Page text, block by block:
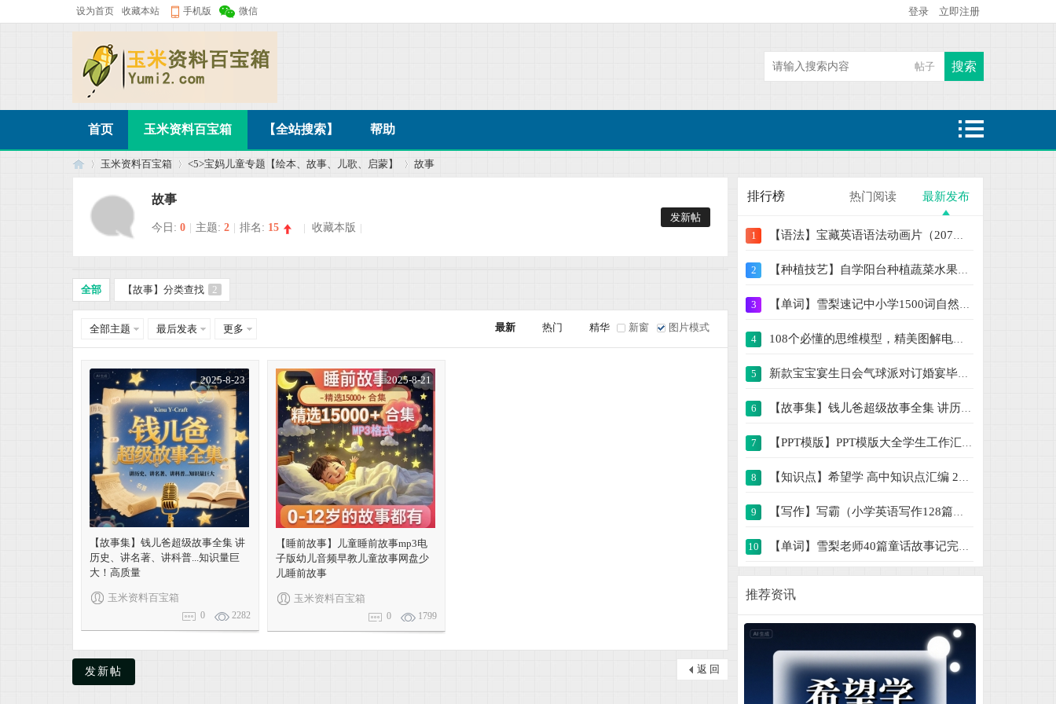
设为首页 收藏本站 手机版 微信 登录 立即注册
帖子 搜索
首页 玉米资料百宝箱 【全站搜索】 帮助
玉米资料百宝箱
›
<5>宝妈儿童专题【绘本、故事、儿歌、启蒙】 故事
故事
今日: 0 主题: 2 排名: 15 | 收藏本版 |
发新帖
全部 【故事】分类查找 2
全部主题 最后发表 更多 最新 热门 精华 新窗 图片模式
2025-8-23
【故事集】钱儿爸超级故事全集 讲
历史、讲名著、讲科普...知识量巨
大！高质量
玉米资料百宝箱
0 2282
2025-8-21
【睡前故事】儿童睡前故事mp3电
子版幼儿音频早教儿童故事网盘少
儿睡前故事
玉米资料百宝箱
0 1799
返 回
发新帖
排行榜 最新发布
热门阅读
1 【语法】宝藏英语语法动画片（207集） 学语
2 【种植技艺】自学阳台种植蔬菜水果盆栽绿植
3 【单词】雪梨速记中小学1500词自然拼读+思
4 108个必懂的思维模型，精美图解电子版PPT【
5 新款宝宝宴生日会气球派对订婚宴毕业典礼舞
6 【故事集】钱儿爸超级故事全集 讲历史、讲
7 【PPT模版】PPT模版大全学生工作汇报总结简
8 【知识点】希望学 高中知识点汇编 238M
9 【写作】写霸（小学英语写作128篇） 564M
10 【单词】雪梨老师40篇童话故事记完小学1000
小学数学口算竖式脱式计算应用题一二三四五
2025年新版字帖 PDF电子版字帖练字1-6年级
推荐资讯